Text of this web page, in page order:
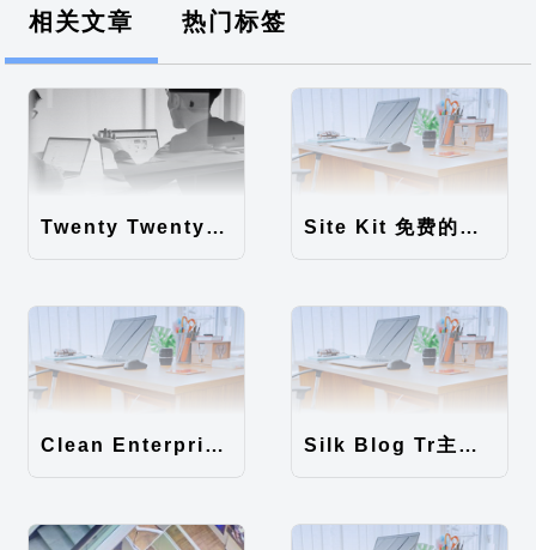
相关文章 热门标签
Twenty Twenty-Five 免费的WordPress内容主题 Site Kit 免费的WordPress数据统计插件
Clean Enterprise主题汉化包 Silk Blog Tr主题汉化包